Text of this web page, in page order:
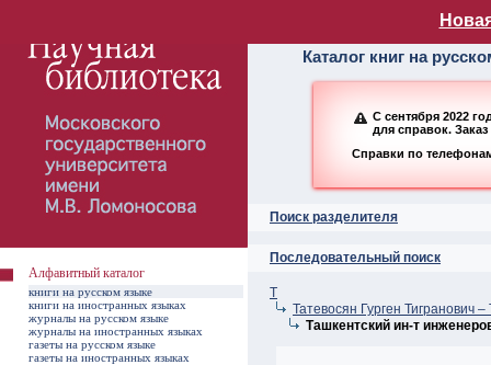
Алфавитный
Каталог книг на
С сентября 2022
для справок.
Справки по
Поиск разделителя
Последовательный поиск
Т
Татевосян Гурген Тигранович
Ташкентский ин-т
Алфавитный каталог
книги на русском языке
книги на иностранных языках
журналы на русском языке
журналы на иностранных языках
газеты на русском языке
газеты на иностранных языках